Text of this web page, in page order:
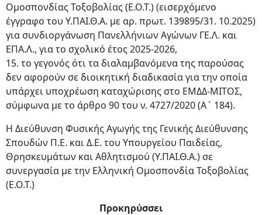
Ομοσπονδίας Τοξοβολίας (Ε.Ο.Τ.) (εισερχόμενο
έγγραφο του Υ.ΠΑΙ.Θ.Α. με αρ. πρωτ. 139895/31. 10.2025)
για συνδιοργάνωση Πανελλήνιων Αγώνων ΓΕ.Λ. και
ΕΠΑ.Λ., για το σχολικό έτος 2025-2026,
15. το γεγονός ότι τα διαλαμβανόμενα της παρούσας
δεν αφορούν σε διοικητική διαδικασία για την οποία
υπάρχει υποχρέωση καταχώρισης στο ΕΜΔΔ-ΜΙΤΟΣ,
σύμφωνα με το άρθρο 90 του ν. 4727/2020 (Α΄ 184).
Η Διεύθυνση Φυσικής Αγωγής της Γενικής Διεύθυνσης
Σπουδών Π.Ε. και Δ.Ε. του Υπουργείου Παιδείας,
Θρησκευμάτων και Αθλητισμού (Υ.ΠΑΙ.Θ.Α.) σε
συνεργασία με την Ελληνική Ομοσπονδία Τοξοβολίας
(Ε.Ο.Τ.)
Προκηρύσσει